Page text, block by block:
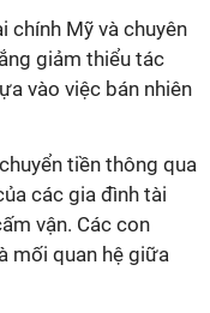
chính Mỹ và chuyên
giảm thiểu tác
vào việc bán nhiên
tiền thông qua
các gia đình tài
vận. Các con
mối quan hệ giữa